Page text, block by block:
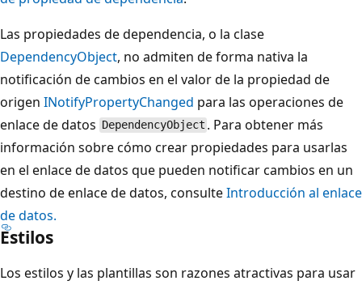
Las propiedades de dependencia, o la clase
DependencyObject, no admiten de forma nativa la
notificación de cambios en el valor de la propiedad de
origen INotifyPropertyChanged para las operaciones de
enlace de datos DependencyObject . Para obtener más
información sobre cómo crear propiedades para usarlas
en el enlace de datos que pueden notificar cambios en un
destino de enlace de datos, consulteIntroducción al enlace
de datos.
Estilos
Los estilos y las plantillas son razones atractivas para usar